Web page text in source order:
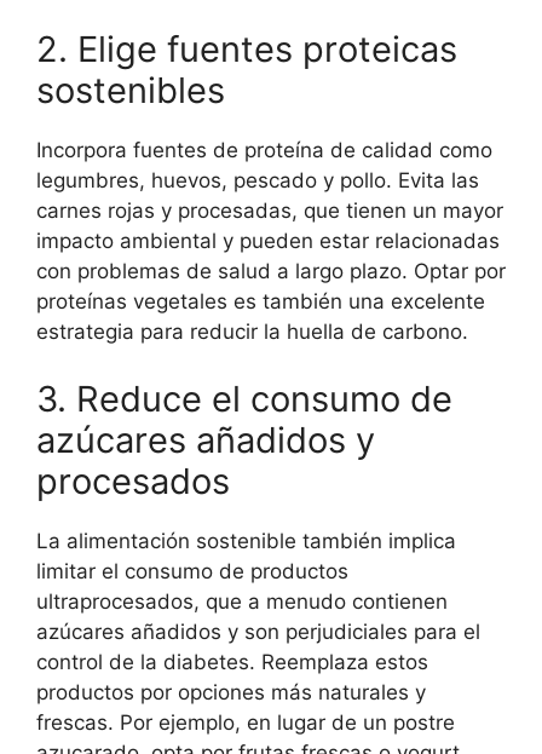
2. Elige fuentes proteicas
sostenibles
Incorpora fuentes de proteína de calidad como
legumbres, huevos, pescado y pollo. Evita las
carnes rojas y procesadas, que tienen un mayor
impacto ambiental y pueden estar relacionadas
con problemas de salud a largo plazo. Optar por
proteínas vegetales es también una excelente
estrategia para reducir la huella de carbono.
3. Reduce el consumo de
azúcares añadidos y
procesados
La alimentación sostenible también implica
limitar el consumo de productos
ultraprocesados, que a menudo contienen
azúcares añadidos y son perjudiciales para el
control de la diabetes. Reemplaza estos
productos por opciones más naturales y
frescas. Por ejemplo, en lugar de un postre